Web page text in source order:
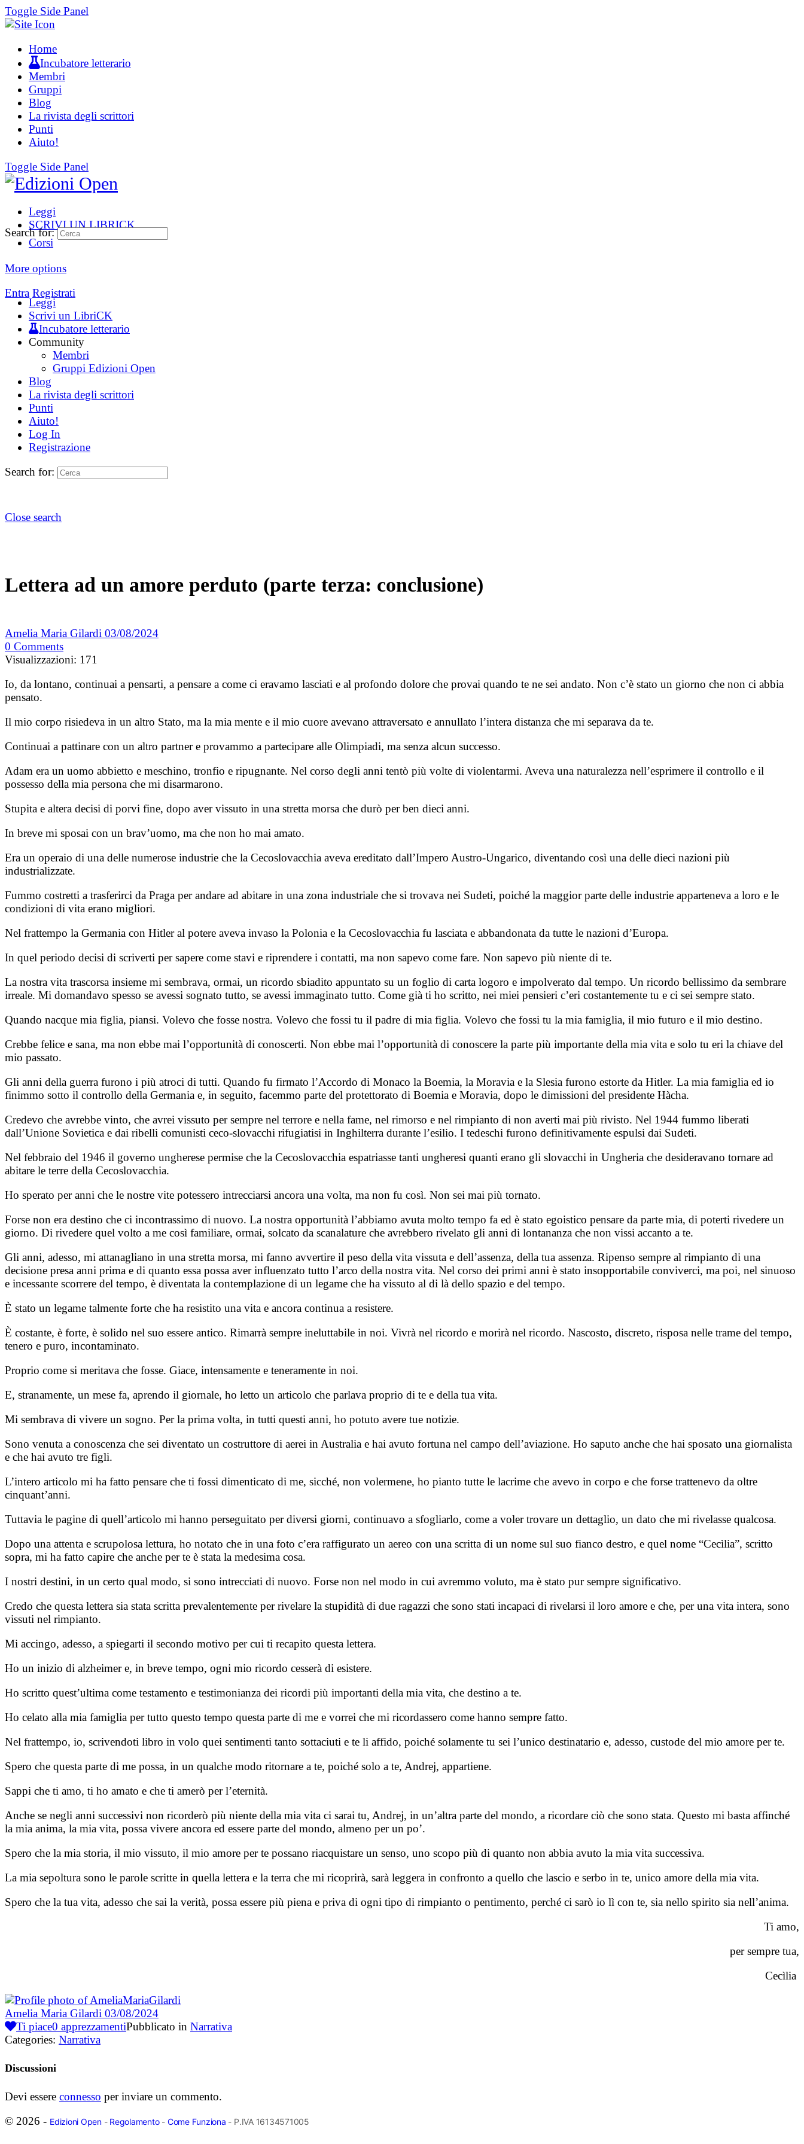
Toggle Side Panel
Home
Incubatore letterario
Membri
Gruppi
Blog
La rivista degli scrittori
Punti
Aiuto!
Toggle Side Panel
Leggi
SCRIVI UN LIBRICK
Corsi
More options
Entra Registrati
Search for:
Leggi
Scrivi un LibriCK
Incubatore letterario
Community
Membri
Gruppi Edizioni Open
Blog
La rivista degli scrittori
Punti
Aiuto!
Log In
Registrazione
Search for:
Close search
Lettera ad un amore perduto (parte terza: conclusione)
Amelia Maria Gilardi 03/08/2024
0 Comments
Visualizzazioni: 171
Io, da lontano, continuai a pensarti, a pensare a come ci eravamo lasciati e al profondo dolore che provai quando te ne sei andato. Non c’è stato un giorno che non ci abbia
pensato.
Il mio corpo risiedeva in un altro Stato, ma la mia mente e il mio cuore avevano attraversato e annullato l’intera distanza che mi separava da te.
Continuai a pattinare con un altro partner e provammo a partecipare alle Olimpiadi, ma senza alcun successo.
Adam era un uomo abbietto e meschino, tronfio e ripugnante. Nel corso degli anni tentò più volte di violentarmi. Aveva una naturalezza nell’esprimere il controllo e il
possesso della mia persona che mi disarmarono.
Stupita e altera decisi di porvi fine, dopo aver vissuto in una stretta morsa che durò per ben dieci anni.
In breve mi sposai con un brav’uomo, ma che non ho mai amato.
Era un operaio di una delle numerose industrie che la Cecoslovacchia aveva ereditato dall’Impero Austro-Ungarico, diventando così una delle dieci nazioni più
industrializzate.
Fummo costretti a trasferirci da Praga per andare ad abitare in una zona industriale che si trovava nei Sudeti, poiché la maggior parte delle industrie apparteneva a loro e le
condizioni di vita erano migliori.
Nel frattempo la Germania con Hitler al potere aveva invaso la Polonia e la Cecoslovacchia fu lasciata e abbandonata da tutte le nazioni d’Europa.
In quel periodo decisi di scriverti per sapere come stavi e riprendere i contatti, ma non sapevo come fare. Non sapevo più niente di te.
La nostra vita trascorsa insieme mi sembrava, ormai, un ricordo sbiadito appuntato su un foglio di carta logoro e impolverato dal tempo. Un ricordo bellissimo da sembrare
irreale. Mi domandavo spesso se avessi sognato tutto, se avessi immaginato tutto. Come già ti ho scritto, nei miei pensieri c’eri costantemente tu e ci sei sempre stato.
Quando nacque mia figlia, piansi. Volevo che fosse nostra. Volevo che fossi tu il padre di mia figlia. Volevo che fossi tu la mia famiglia, il mio futuro e il mio destino.
Crebbe felice e sana, ma non ebbe mai l’opportunità di conoscerti. Non ebbe mai l’opportunità di conoscere la parte più importante della mia vita e solo tu eri la chiave del
mio passato.
Gli anni della guerra furono i più atroci di tutti. Quando fu firmato l’Accordo di Monaco la Boemia, la Moravia e la Slesia furono estorte da Hitler. La mia famiglia ed io
finimmo sotto il controllo della Germania e, in seguito, facemmo parte del protettorato di Boemia e Moravia, dopo le dimissioni del presidente Hàcha.
Credevo che avrebbe vinto, che avrei vissuto per sempre nel terrore e nella fame, nel rimorso e nel rimpianto di non averti mai più rivisto. Nel 1944 fummo liberati
dall’Unione Sovietica e dai ribelli comunisti ceco-slovacchi rifugiatisi in Inghilterra durante l’esilio. I tedeschi furono definitivamente espulsi dai Sudeti.
Nel febbraio del 1946 il governo ungherese permise che la Cecoslovacchia espatriasse tanti ungheresi quanti erano gli slovacchi in Ungheria che desideravano tornare ad
abitare le terre della Cecoslovacchia.
Ho sperato per anni che le nostre vite potessero intrecciarsi ancora una volta, ma non fu così. Non sei mai più tornato.
Forse non era destino che ci incontrassimo di nuovo. La nostra opportunità l’abbiamo avuta molto tempo fa ed è stato egoistico pensare da parte mia, di poterti rivedere un
giorno. Di rivedere quel volto a me così familiare, ormai, solcato da scanalature che avrebbero rivelato gli anni di lontananza che non vissi accanto a te.
Gli anni, adesso, mi attanagliano in una stretta morsa, mi fanno avvertire il peso della vita vissuta e dell’assenza, della tua assenza. Ripenso sempre al rimpianto di una
decisione presa anni prima e di quanto essa possa aver influenzato tutto l’arco della nostra vita. Nel corso dei primi anni è stato insopportabile conviverci, ma poi, nel sinuoso
e incessante scorrere del tempo, è diventata la contemplazione di un legame che ha vissuto al di là dello spazio e del tempo.
È stato un legame talmente forte che ha resistito una vita e ancora continua a resistere.
È costante, è forte, è solido nel suo essere antico. Rimarrà sempre ineluttabile in noi. Vivrà nel ricordo e morirà nel ricordo. Nascosto, discreto, risposa nelle trame del tempo,
tenero e puro, incontaminato.
Proprio come si meritava che fosse. Giace, intensamente e teneramente in noi.
E, stranamente, un mese fa, aprendo il giornale, ho letto un articolo che parlava proprio di te e della tua vita.
Mi sembrava di vivere un sogno. Per la prima volta, in tutti questi anni, ho potuto avere tue notizie.
Sono venuta a conoscenza che sei diventato un costruttore di aerei in Australia e hai avuto fortuna nel campo dell’aviazione. Ho saputo anche che hai sposato una giornalista
e che hai avuto tre figli.
L’intero articolo mi ha fatto pensare che ti fossi dimenticato di me, sicché, non volermene, ho pianto tutte le lacrime che avevo in corpo e che forse trattenevo da oltre
cinquant’anni.
Tuttavia le pagine di quell’articolo mi hanno perseguitato per diversi giorni, continuavo a sfogliarlo, come a voler trovare un dettaglio, un dato che mi rivelasse qualcosa.
Dopo una attenta e scrupolosa lettura, ho notato che in una foto c’era raffigurato un aereo con una scritta di un nome sul suo fianco destro, e quel nome “Cecìlia”, scritto
sopra, mi ha fatto capire che anche per te è stata la medesima cosa.
I nostri destini, in un certo qual modo, si sono intrecciati di nuovo. Forse non nel modo in cui avremmo voluto, ma è stato pur sempre significativo.
Credo che questa lettera sia stata scritta prevalentemente per rivelare la stupidità di due ragazzi che sono stati incapaci di rivelarsi il loro amore e che, per una vita intera, sono
vissuti nel rimpianto.
Mi accingo, adesso, a spiegarti il secondo motivo per cui ti recapito questa lettera.
Ho un inizio di alzheimer e, in breve tempo, ogni mio ricordo cesserà di esistere.
Ho scritto quest’ultima come testamento e testimonianza dei ricordi più importanti della mia vita, che destino a te.
Ho celato alla mia famiglia per tutto questo tempo questa parte di me e vorrei che mi ricordassero come hanno sempre fatto.
Nel frattempo, io, scrivendoti libro in volo quei sentimenti tanto sottaciuti e te li affido, poiché solamente tu sei l’unico destinatario e, adesso, custode del mio amore per te.
Spero che questa parte di me possa, in un qualche modo ritornare a te, poiché solo a te, Andrej, appartiene.
Sappi che ti amo, ti ho amato e che ti amerò per l’eternità.
Anche se negli anni successivi non ricorderò più niente della mia vita ci sarai tu, Andrej, in un’altra parte del mondo, a ricordare ciò che sono stata. Questo mi basta affinché
la mia anima, la mia vita, possa vivere ancora ed essere parte del mondo, almeno per un po’.
Spero che la mia storia, il mio vissuto, il mio amore per te possano riacquistare un senso, uno scopo più di quanto non abbia avuto la mia vita successiva.
La mia sepoltura sono le parole scritte in quella lettera e la terra che mi ricoprirà, sarà leggera in confronto a quello che lascio e serbo in te, unico amore della mia vita.
Spero che la tua vita, adesso che sai la verità, possa essere più piena e priva di ogni tipo di rimpianto o pentimento, perché ci sarò io lì con te, sia nello spirito sia nell’anima.
Ti amo,
per sempre tua,
Cecìlia
Amelia Maria Gilardi 03/08/2024
Ti piace0 apprezzamentiPubblicato in Narrativa
Categories: Narrativa
Discussioni
Devi essere connesso per inviare un commento.
© 2026 - Edizioni Open- Regolamento- Come Funziona - P.IVA 16134571005